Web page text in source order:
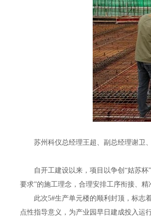
苏州科仪总经理王超、副总经理谢卫
自开工建设以来，项目以争创“姑苏
要求”的施工理念，合理安排工序衔接、
此次5#生产单元楼的顺利封顶，标志
点性指导意义，为产业园早日建成投入运